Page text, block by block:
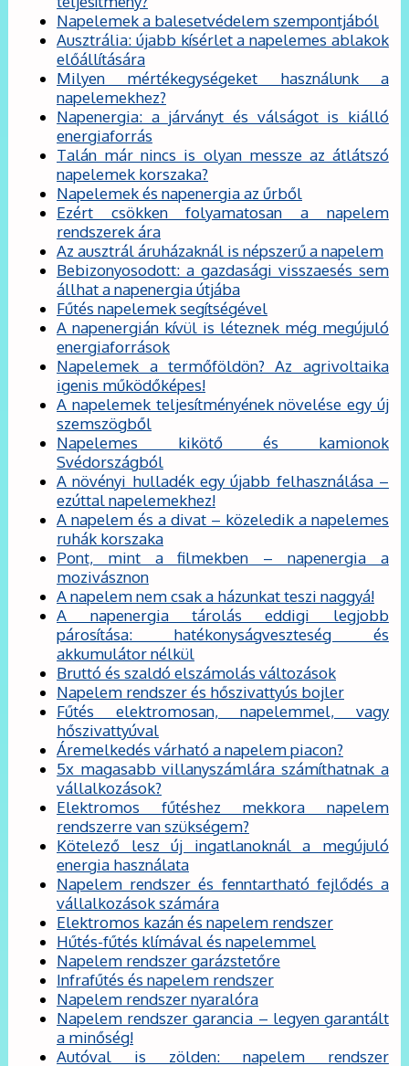
Napelemek a balesetvédelem szempontjából
Ausztrália: újabb kísérlet a napelemes ablakok
előállítására
Milyen mértékegységeket használunk a
napelemekhez?
Napenergia: a járványt és válságot is kiálló
energiaforrás
Talán már nincs is olyan messze az átlátszó
napelemek korszaka?
Napelemek és napenergia az űrből
Ezért csökken folyamatosan a napelem
rendszerek ára
Az ausztrál áruházaknál is népszerű a napelem
Bebizonyosodott: a gazdasági visszaesés sem
állhat a napenergia útjába
Fűtés napelemek segítségével
A napenergián kívül is léteznek még megújuló
energiaforrások
Napelemek a termőföldön? Az agrivoltaika
igenis működőképes!
A napelemek teljesítményének növelése egy új
szemszögből
Napelemes kikötő és kamionok
Svédországból
A növényi hulladék egy újabb felhasználása –
ezúttal napelemekhez!
A napelem és a divat – közeledik a napelemes
ruhák korszaka
Pont, mint a filmekben – napenergia a
mozivásznon
A napelem nem csak a házunkat teszi naggyá!
A napenergia tárolás eddigi legjobb
párosítása: hatékonyságveszteség és
akkumulátor nélkül
Bruttó és szaldó elszámolás változások
Napelem rendszer és hőszivattyús bojler
Fűtés elektromosan, napelemmel, vagy
hőszivattyúval
Áremelkedés várható a napelem piacon?
5x magasabb villanyszámlára számíthatnak a
vállalkozások?
Elektromos fűtéshez mekkora napelem
rendszerre van szükségem?
Kötelező lesz új ingatlanoknál a megújuló
energia használata
Napelem rendszer és fenntartható fejlődés a
vállalkozások számára
Elektromos kazán és napelem rendszer
Hűtés-fűtés klímával és napelemmel
Napelem rendszer garázstetőre
Infrafűtés és napelem rendszer
Napelem rendszer nyaralóra
Napelem rendszer garancia – legyen garantált
a minőség!
Autóval is zölden: napelem rendszer